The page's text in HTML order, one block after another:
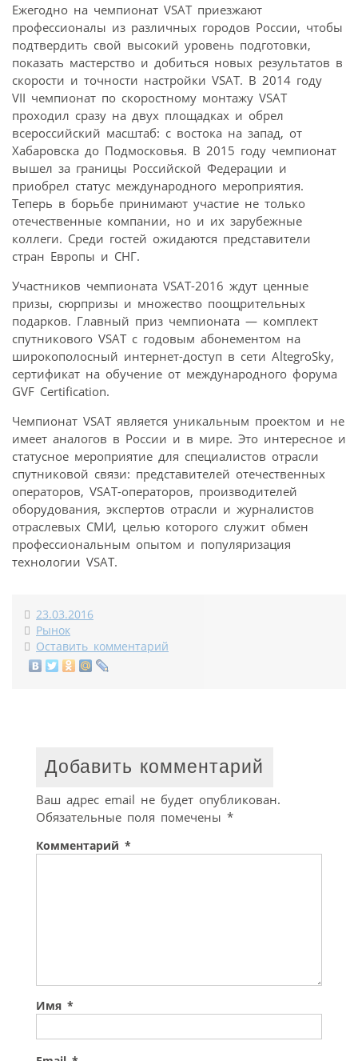
Ежегодно на чемпионат VSAT приезжают
профессионалы из различных городов России, чтобы
подтвердить свой высокий уровень подготовки,
показать мастерство и добиться новых результатов в
скорости и точности настройки VSAT. В 2014 году
VII чемпионат по скоростному монтажу VSAT
проходил сразу на двух площадках и обрел
всероссийский масштаб: с востока на запад, от
Хабаровска до Подмосковья. В 2015 году чемпионат
вышел за границы Российской Федерации и
приобрел статус международного мероприятия.
Теперь в борьбе принимают участие не только
отечественные компании, но и их зарубежные
коллеги. Среди гостей ожидаются представители
стран Европы и СНГ.
Участников чемпионата VSAT-2016 ждут ценные
призы, сюрпризы и множество поощрительных
подарков. Главный приз чемпионата — комплект
спутникового VSAT с годовым абонементом на
широкополосный интернет-доступ в сети AltegroSky,
сертификат на обучение от международного форума
GVF Certification.
Чемпионат VSAT является уникальным проектом и не
имеет аналогов в России и в мире. Это интересное и
статусное мероприятие для специалистов отрасли
спутниковой связи: представителей отечественных
операторов, VSAT-операторов, производителей
оборудования, экспертов отрасли и журналистов
отраслевых СМИ, целью которого служит обмен
профессиональным опытом и популяризация
технологии VSAT.
23.03.2016
Рынок
Оставить комментарий
Добавить комментарий
Ваш адрес email не будет опубликован.
Обязательные поля помечены *
Комментарий *
Имя *